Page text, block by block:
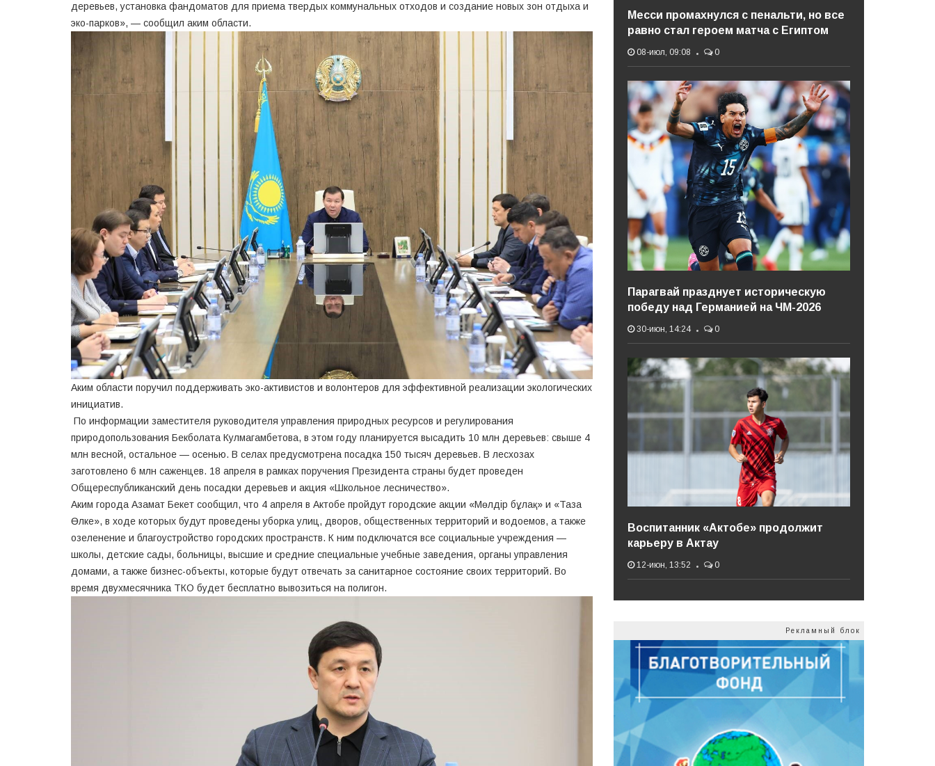
деревьев, установка фандоматов для приема твердых коммунальных отходов и создание новых зон отдыха и
эко-парков», — сообщил аким области.
Аким области поручил поддерживать эко-активистов и волонтеров для эффективной реализации экологических
инициатив.
По информации заместителя руководителя управления природных ресурсов и регулирования
природопользования Бекболата Кулмагамбетова, в этом году планируется высадить 10 млн деревьев: свыше 4
млн весной, остальное — осенью. В селах предусмотрена посадка 150 тысяч деревьев. В лесхозах
заготовлено 6 млн саженцев. 18 апреля в рамках поручения Президента страны будет проведен
Общереспубликанский день посадки деревьев и акция «Школьное лесничество».
Аким города Азамат Бекет сообщил, что 4 апреля в Актобе пройдут городские акции «Мөлдір бұлақ» и «Таза
Өлке», в ходе которых будут проведены уборка улиц, дворов, общественных территорий и водоемов, а также
озеленение и благоустройство городских пространств. К ним подключатся все социальные учреждения —
школы, детские сады, больницы, высшие и средние специальные учебные заведения, органы управления
домами, а также бизнес-объекты, которые будут отвечать за санитарное состояние своих территорий. Во
время двухмесячника ТКО будет бесплатно вывозиться на полигон.
Месси промахнулся с пенальти, но все
равно стал героем матча с Египтом
08-июл, 09:08 0
Парагвай празднует историческую
победу над Германией на ЧМ-2026
30-июн, 14:24 0
Воспитанник «Актобе» продолжит
карьеру в Актау
12-июн, 13:52 0
Рекламный блок